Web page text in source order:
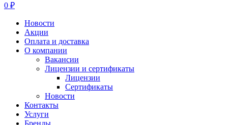
0 ₽
Новости
Акции
Оплата и доставка
О компании
Вакансии
Лицензии и сертификаты
Лицензии
Сертификаты
Новости
Контакты
Услуги
Бренды